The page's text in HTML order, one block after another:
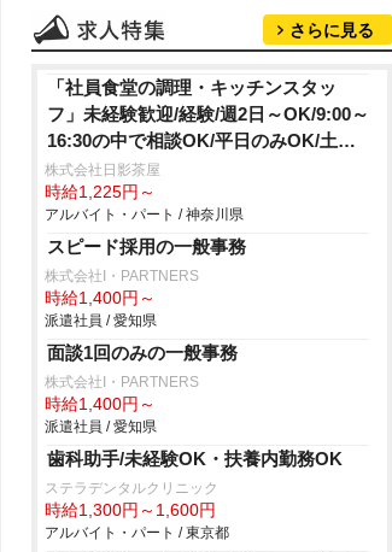
さらに見る
「社員食堂の調理・キッチンスタッ
フ」未経験歓迎/経験/週2日～OK/9:00～
16:30の中で相談OK/平日のみOK/土日
のみOK
株式会社日影茶屋
時給1,225円～
アルバイト・パート / 神奈川県
スピード採用の一般事務
株式会社I・PARTNERS
時給1,400円～
派遣社員 / 愛知県
面談1回のみの一般事務
株式会社I・PARTNERS
時給1,400円～
派遣社員 / 愛知県
歯科助手/未経験OK・扶養内勤務OK
ステラデンタルクリニック
時給1,300円～1,600円
アルバイト・パート / 東京都